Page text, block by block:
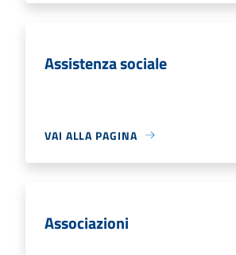
Assistenza sociale
VAI ALLA PAGINA
Associazioni